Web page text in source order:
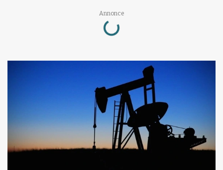
Annonce
Loading...